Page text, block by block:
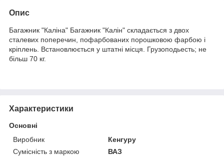
Опис
Багажник "Каліна" Багажник "Калін" складається з двох
сталевих поперечин, пофарбованих порошковою фарбою і
кріплень. Встановлюється у штатні місця. Грузоподьесть; не
більш 70 кг.
Характеристики
Основні
Виробник
Кенгуру
Сумісність з маркою
ВАЗ